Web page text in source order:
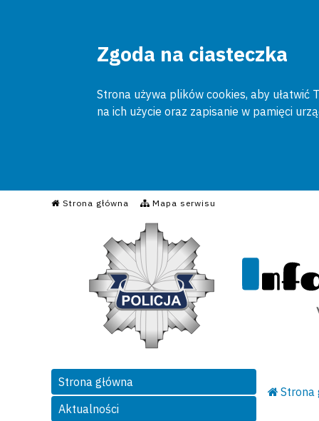
Zgoda na ciasteczka
Strona używa plików cookies, aby
na ich użycie oraz zapisanie w pamięci
Strona główna Mapa serwisu
Informacyjny Serwis
Strona główna
Aktualności
Strona